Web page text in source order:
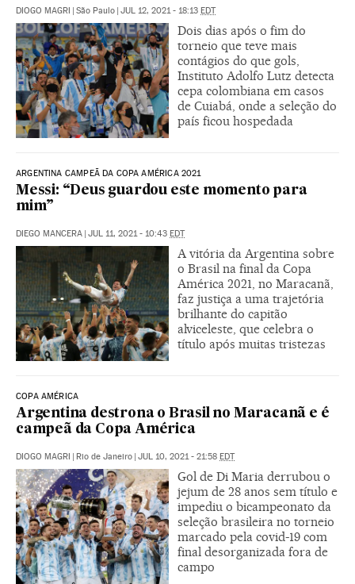
DIOGO MAGRI | São Paulo | JUL 12, 2021 - 18:13 EDT
Dois dias após o fim do
torneio que teve mais
contágios do que gols,
Instituto Adolfo Lutz detecta
cepa colombiana em casos
de Cuiabá, onde a seleção do
país ficou hospedada
ARGENTINA CAMPEÃ DA COPA AMÉRICA 2021
Messi: “Deus guardou este momento para
mim”
DIEGO MANCERA | JUL 11, 2021 - 10:43 EDT
A vitória da Argentina sobre
o Brasil na final da Copa
América 2021, no Maracanã,
faz justiça a uma trajetória
brilhante do capitão
alviceleste, que celebra o
título após muitas tristezas
COPA AMÉRICA
Argentina destrona o Brasil no Maracanã e é
campeã da Copa América
DIOGO MAGRI | Rio de Janeiro | JUL 10, 2021 - 21:58 EDT
Gol de Di Maria derrubou o
jejum de 28 anos sem título e
impediu o bicampeonato da
seleção brasileira no torneio
marcado pela covid-19 com
final desorganizada fora de
campo